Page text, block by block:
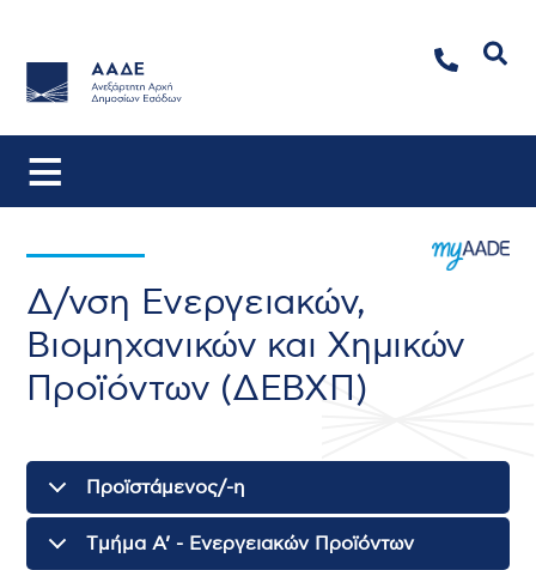
Δ/νση Ενεργειακών,
Βιομηχανικών και Χημικών
Προϊόντων (ΔΕΒΧΠ)
Προϊστάμενος/-η
Tμήμα Α’ - Ενεργειακών Προϊόντων